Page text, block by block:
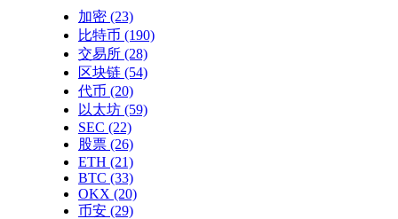
加密 (23)
比特币 (190)
交易所 (28)
区块链 (54)
代币 (20)
以太坊 (59)
SEC (22)
股票 (26)
ETH (21)
BTC (33)
OKX (20)
币安 (29)